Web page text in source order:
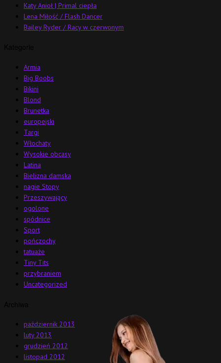
Katy Anioł | Primal ciepła
Lena Miłość / Flash Dancer
Bailey Ryder / Racy w czerwonym
Armia
Big Boobs
Bikini
Blond
Brunetka
europejski
Targi
Włochaty
Wysokie obcasy
Latina
Bielizna damska
nagie Stopy
Przeszywający
ogolone
spódnice
Sport
pończochy
tatuaże
Tiny Tits
przybraniem
Uncategorized
październik 2013
luty 2013
grudzień 2012
listopad 2012